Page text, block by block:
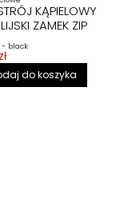
KĄPIELOWY
ZAMEK ZIP
black
do koszyka